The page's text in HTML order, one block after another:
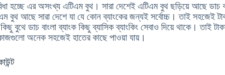
হচ্ছে এর অসংখ্য এটিএম বুথ। সারা দেশেই এটিএম বুথ ছড়িয়ে আছে ডাচ
বুথ আছে সারা দেশে যা যে কোন ব্যাংকের জন্যই সর্বোচ্চ। তাই সহজেই
বুথে ডাচ বাংলা ব্যাংক কিছু ব্যাসিক ব্যাংকিং সেবাও দিয়ে থাকে। তাই
অনেক সহজেই হাতের কাছে পাওয়া যায়।